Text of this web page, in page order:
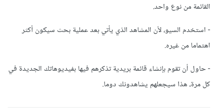
القائمة من نوع واحد.
- استخدم السيو، لأن المشاهد الذي يأتي بعد عملية بحث سيكون أكثر
اهتماما من غيره.
- حاول أن تقوم بإنشاء قائمة بريدية تذكرهم فيها بفيديوهاتك الجديدة في
كل مرة، هذا سيجعلهم يشاهدونك دوما.